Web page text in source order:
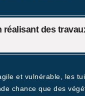
des
et vulnérable, les
chance que des